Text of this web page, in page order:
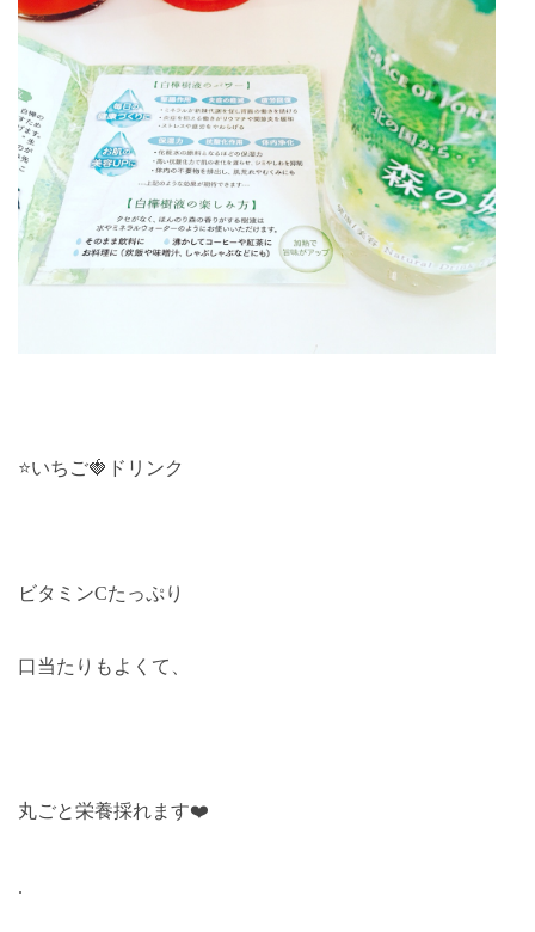
⭐️いちご🍓 ドリンク
ビタミンCたっぷり
口当たりもよくて、
丸ごと栄養採れます❤️
.